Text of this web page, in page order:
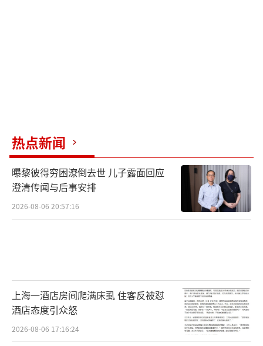
热点新闻
曝黎彼得穷困潦倒去世 儿子露面回应
澄清传闻与后事安排
2026-08-06 20:57:16
上海一酒店房间爬满床虱 住客反被怼
酒店态度引众怒
2026-08-06 17:16:24